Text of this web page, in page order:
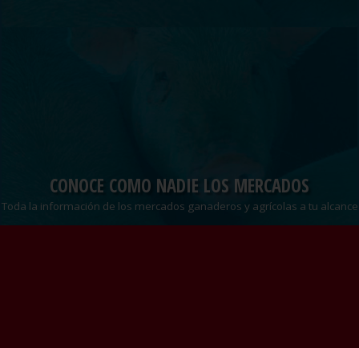
CONOCE COMO NADIE LOS MERCADOS
Toda la información de los mercados ganaderos y agrícolas a tu alcance